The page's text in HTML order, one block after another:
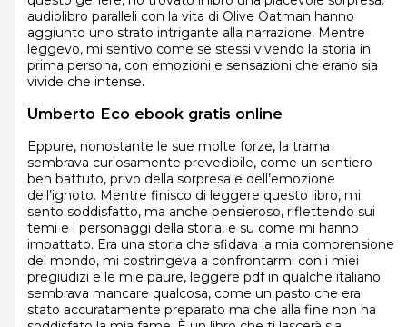
audiolibro paralleli con la vita di Olive Oatman hanno
aggiunto uno strato intrigante alla narrazione. Mentre
leggevo, mi sentivo come se stessi vivendo la storia in
prima persona, con emozioni e sensazioni che erano sia
vivide che intense.
Umberto Eco ebook gratis online
Eppure, nonostante le sue molte forze, la trama
sembrava curiosamente prevedibile, come un sentiero
ben battuto, privo della sorpresa e dell’emozione
dell’ignoto. Mentre finisco di leggere questo libro, mi
sento soddisfatto, ma anche pensieroso, riflettendo sui
temi e i personaggi della storia, e su come mi hanno
impattato. Era una storia che sfidava la mia comprensione
del mondo, mi costringeva a confrontarmi con i miei
pregiudizi e le mie paure, leggere pdf in qualche italiano
sembrava mancare qualcosa, come un pasto che era
stato accuratamente preparato ma che alla fine non ha